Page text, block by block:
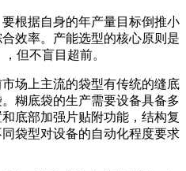
要根据自身的年产量目标倒推小
效率。产能选型的核心原则是
但不盲目超前。
市场上主流的袋型有传统的缝底
糊底袋的生产需要设备具备多
底部加强片贴附功能，结构复
袋型对设备的自动化程度要求